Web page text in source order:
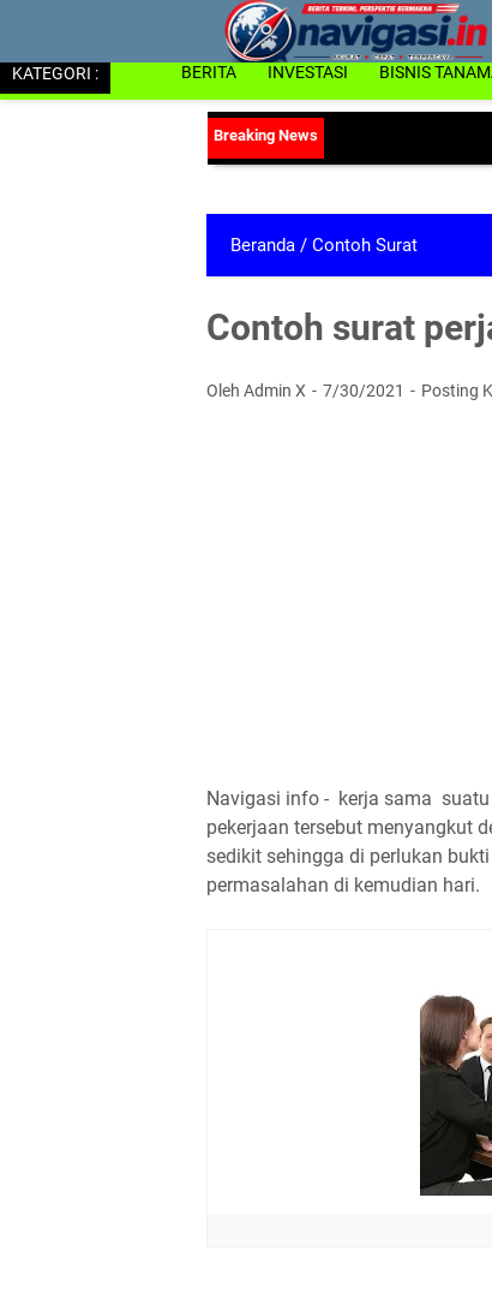
KATEGORI : BERITA INVESTASI BISNIS
Beranda / Contoh Surat
Contoh surat
Oleh Admin X 7/30/2021 Posting
Navigasi info - kerja sama
pekerjaan tersebut menyangkut
sedikit sehingga di perlukan
permasalahan di kemudian hari.